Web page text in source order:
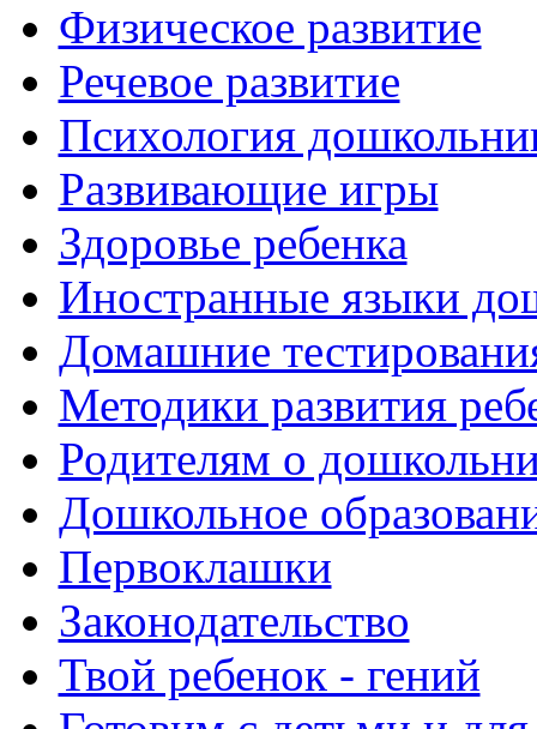
Физическое развитие
Речевое развитие
Психология
Развивающие игры
Здоровье ребенка
Иностранные языки
Домашние
Методики развития
Родителям о
Дошкольное
Первоклашки
Законодательство
Твой ребенок - гений